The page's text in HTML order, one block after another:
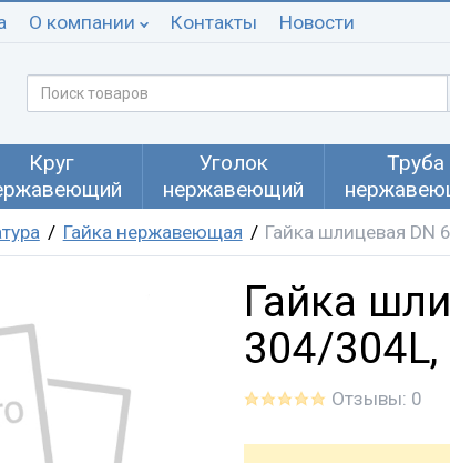
О компании Контакты Новости
Круг
Уголок
нержавеющий
Труба
Гайка нержавеющая Гайка шлицевая DN
Гайка
304/304L,
Отзывы: 0